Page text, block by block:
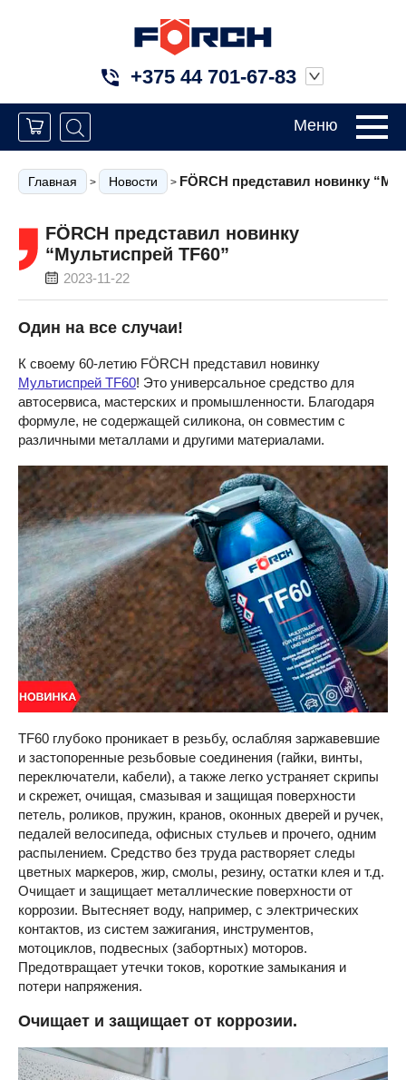
+375 44 701-67-83
Меню
Главная > Новости > FÖRCH представил новинку
FÖRCH представил новинку
“Мультиспрей TF60”
2023-11-22
Один на все случаи!
К своему 60-летию FÖRCH представил новинку
Мультиспрей TF60! Это универсальное средство для
автосервиса, мастерских и промышленности. Благодаря
формуле, не содержащей силикона, он совместим с
различными металлами и другими материалами.
TF60 глубоко проникает в резьбу, ослабляя заржавевшие
и застопоренные резьбовые соединения (гайки, винты,
переключатели, кабели), а также легко устраняет скрипы
и скрежет, очищая, смазывая и защищая поверхности
петель, роликов, пружин, кранов, оконных дверей и ручек,
педалей велосипеда, офисных стульев и прочего, одним
распылением. Средство без труда растворяет следы
цветных маркеров, жир, смолы, резину, остатки клея и т.д.
Очищает и защищает металлические поверхности от
коррозии. Вытесняет воду, например, с электрических
контактов, из систем зажигания, инструментов,
мотоциклов, подвесных (забортных) моторов.
Предотвращает утечки токов, короткие замыкания и
потери напряжения.
Очищает и защищает от коррозии.